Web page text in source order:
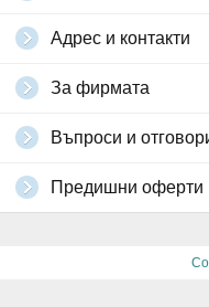
Адрес и контакти
За фирмата
Въпроси и
Предишни оферти